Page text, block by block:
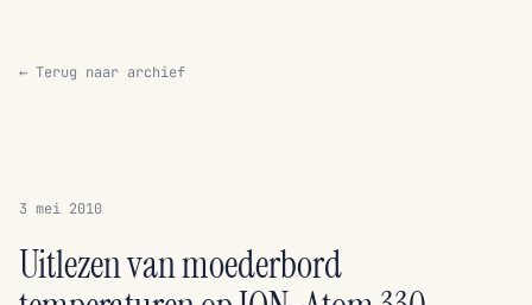
← Terug naar archief
3 mei 2010
Uitlezen van moederbord